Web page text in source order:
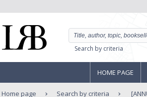
Search by criteria
HOME PAGE
Home page Search by criteria